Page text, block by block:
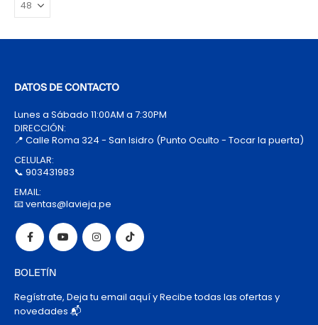
DATOS DE CONTACTO
Lunes a Sábado 11:00AM a 7:30PM
DIRECCIÓN:
📍 Calle Roma 324 - San Isidro (Punto Oculto - Tocar la puerta)
CELULAR:
📞 903431983
EMAIL:
📧 ventas@lavieja.pe
BOLETÍN
Regístrate, Deja tu email aquí y Recibe todas las ofertas y
novedades 📬